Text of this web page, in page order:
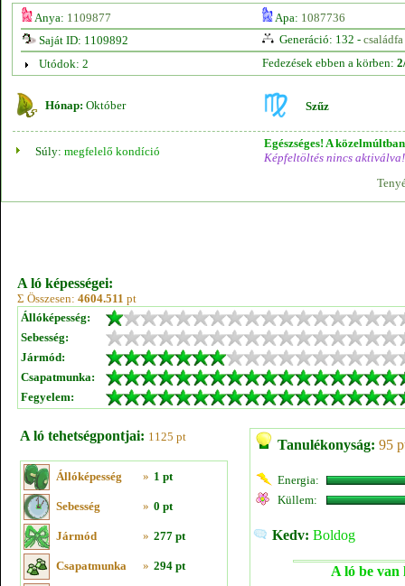
Anya: 1109877 Apa: 1087736
Saját ID: 1109892
Generáció: 132 - családfa
Utódok: 2
Fedezések ebben a körben:
Hónap: Október Szűz
Súly: megfelelő kondíció
Egészséges! A
Képfeltöltés nincs aktiválva!
A ló képességei:
Σ Összesen: 4604.511 pt
Állóképesség:
Sebesség:
Jármód:
Csapatmunka:
Fegyelem:
A ló tehetségpontjai: 1125 pt
Állóképesség » 1 pt
Sebesség » 0 pt
Jármód » 277 pt
Csapatmunka » 294 pt
Tanulékonyság: 95
Energia:
Küllem:
Kedv: Boldog
A ló be van